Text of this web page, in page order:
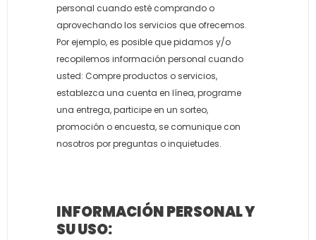
personal cuando esté comprando o
aprovechando los servicios que ofrecemos.
Por ejemplo, es posible que pidamos y/o
recopilemos información personal cuando
usted: Compre productos o servicios,
establezca una cuenta en línea, programe
una entrega, participe en un sorteo,
promoción o encuesta, se comunique con
nosotros por preguntas o inquietudes.
INFORMACIÓN PERSONAL Y
SU USO: